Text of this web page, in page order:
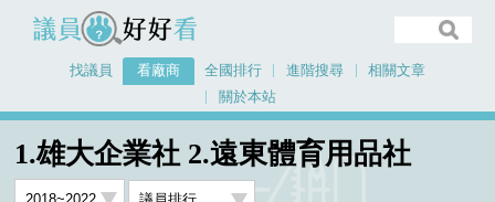
議員好好看
找議員 看廠商 全國排行 進階搜尋
相關文章
關於本站
議員排行資料
1.雄大企業社 2.遠東體育用品社